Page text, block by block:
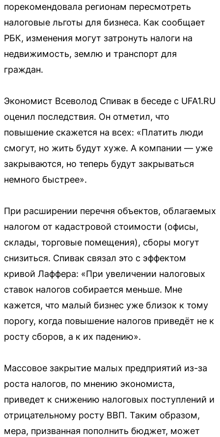
порекомендовала регионам пересмотреть
налоговые льготы для бизнеса. Как сообщает
РБК, изменения могут затронуть налоги на
недвижимость, землю и транспорт для
граждан.
Экономист Всеволод Спивак в беседе с UFA1.RU
оценил последствия. Он отметил, что
повышение скажется на всех: «Платить люди
смогут, но жить будут хуже. А компании — уже
закрываются, но теперь будут закрываться
немного быстрее».
При расширении перечня объектов, облагаемых
налогом от кадастровой стоимости (офисы,
склады, торговые помещения), сборы могут
снизиться. Спивак связал это с эффектом
кривой Лаффера: «При увеличении налоговых
ставок налогов собирается меньше. Мне
кажется, что малый бизнес уже близок к тому
порогу, когда повышение налогов приведёт не к
росту сборов, а к их падению».
Массовое закрытие малых предприятий из-за
роста налогов, по мнению экономиста,
приведет к снижению налоговых поступлений и
отрицательному росту ВВП. Таким образом,
мера, призванная пополнить бюджет, может